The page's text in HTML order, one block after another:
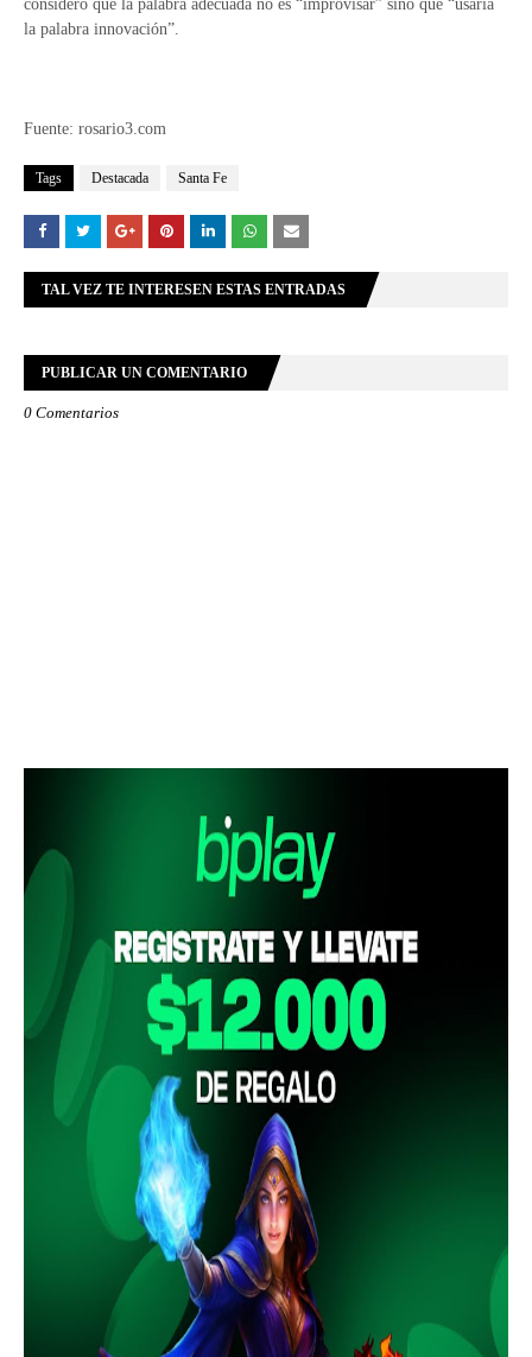
consideró que la palabra adecuada no es “improvisar” sino que “usaría
la palabra innovación”.
Fuente: rosario3.com
Tags Destacada Santa Fe
TAL VEZ TE INTERESEN ESTAS ENTRADAS
PUBLICAR UN COMENTARIO
0 Comentarios